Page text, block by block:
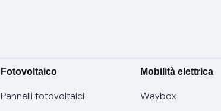
Fotovoltaico
Pannelli fotovoltaici
Mobilità elettrica
Waybox